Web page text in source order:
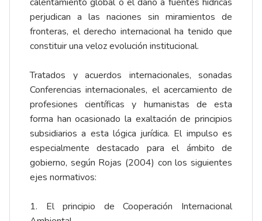
perjudican a las naciones sin miramientos de
fronteras, el derecho internacional ha tenido que
constituir una veloz evolución institucional.
Tratados y acuerdos internacionales, sonadas
Conferencias internacionales, el acercamiento de
profesiones científicas y humanistas de esta
forma han ocasionado la exaltación de principios
subsidiarios a esta lógica jurídica. El impulso es
especialmente destacado para el ámbito de
gobierno, según Rojas (2004) con los siguientes
ejes normativos:
1. El principio de Cooperación Internacional